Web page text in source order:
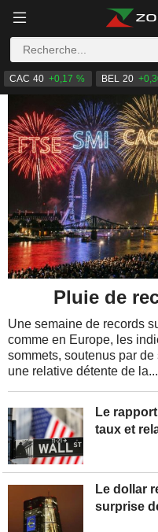
CAC 40 +0,17 % BEL 20
Le
taux et
Le dollar
surprise
Pluie de
Une semaine de records
comme en Europe, les
sommets, soutenus par
une relative détente de la...